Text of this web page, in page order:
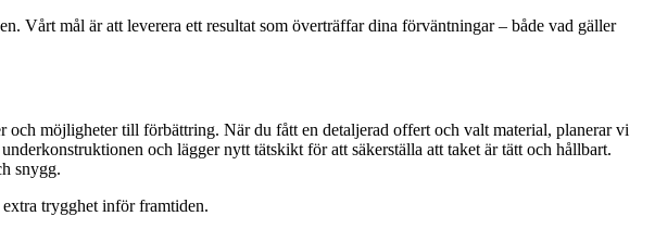
Vårt mål är att leverera ett resultat som överträffar dina förväntningar – både vad gäller
möjligheter till förbättring. När du fått en detaljerad offert och valt material, planerar vi
och lägger nytt tätskikt för att säkerställa att taket är tätt och hållbart.
snygg.
trygghet inför framtiden.